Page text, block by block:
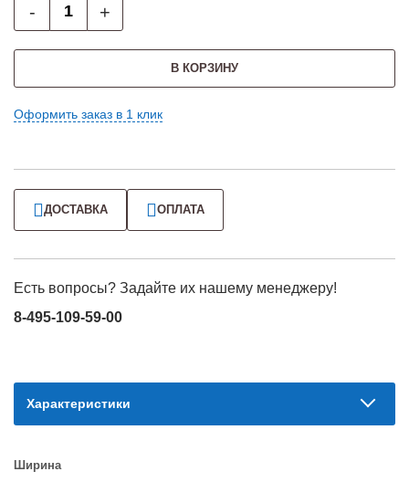
- +
В КОРЗИНУ
Оформить заказ в 1 клик
ДОСТАВКА ОПЛАТА
Есть вопросы? Задайте их нашему менеджеру!
8-495-109-59-00
Характеристики
Ширина